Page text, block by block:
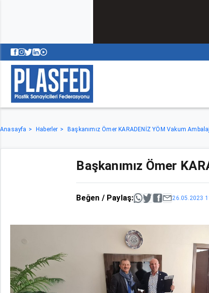
Anasayfa Haberler Başkanımız Ömer KARADENİZ YÖM Vakum
Başkanımız Ömer
Beğen / Paylaş: 26.05.2023